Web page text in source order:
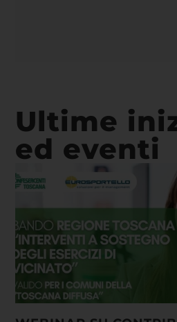
Ultime
ed eventi